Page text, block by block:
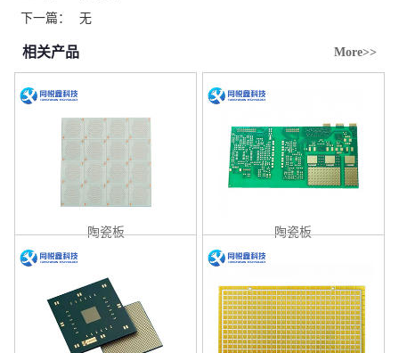
下一篇：
无
相关产品 More>>
陶瓷板 陶瓷板